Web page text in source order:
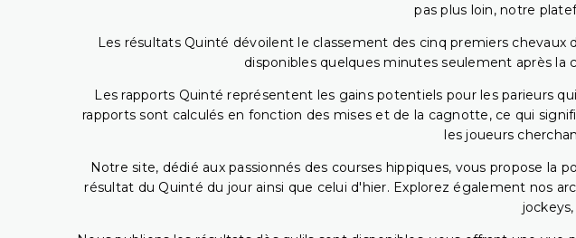
pas plus loin, notre
Les résultats Quinté dévoilent le classement des cinq premiers
disponibles quelques minutes seulement après
Les rapports Quinté représentent les gains potentiels pour les parieurs
rapports sont calculés en fonction des mises et de la cagnotte, ce qui
les joueurs
Notre site, dédié aux passionnés des courses hippiques, vous propose
résultat du Quinté du jour ainsi que celui d'hier. Explorez également nos